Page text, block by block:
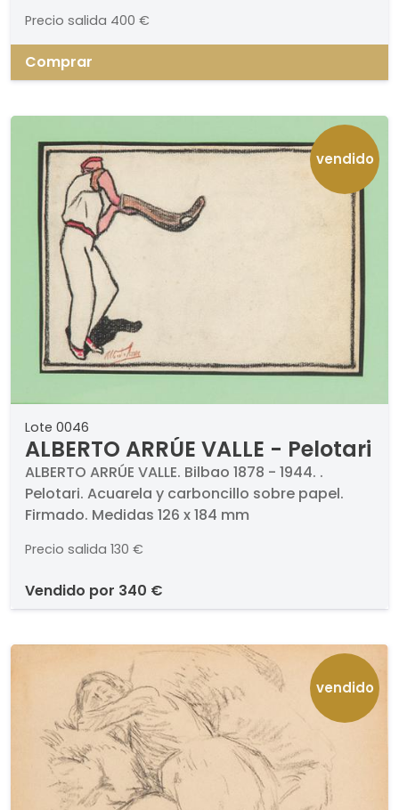
Precio salida 400 €
Comprar
vendido
Lote 0046
ALBERTO ARRÚE VALLE - Pelotari
ALBERTO ARRÚE VALLE. Bilbao 1878 - 1944. .
Pelotari. Acuarela y carboncillo sobre papel.
Firmado. Medidas 126 x 184 mm
Precio salida 130 €
vendido por 340 €
vendido